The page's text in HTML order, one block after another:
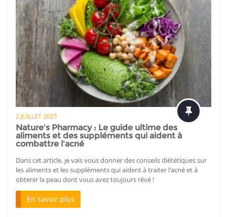
2 JUILLET 2025
Nature's Pharmacy : Le guide ultime des
aliments et des suppléments qui aident à
combattre l'acné
Dans cet article, je vais vous donner des conseils diététiques sur
les aliments et les suppléments qui aident à traiter l'acné et à
obtenir la peau dont vous avez toujours rêvé !
En savoir plus